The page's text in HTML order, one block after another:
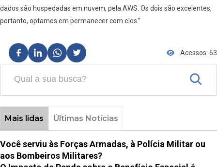
dados são hospedadas em nuvem, pela AWS. Os dois são excelentes,
portanto, optamos em permanecer com eles.”
Acessos: 63
Mais lidas Últimas Notícias
Você serviu às Forças Armadas, à Polícia Militar ou
aos Bombeiros Militares?